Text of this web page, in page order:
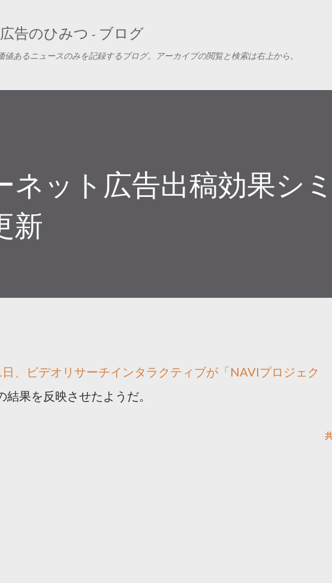
告のひみつ - ブログ
あるニュースのみを記録するブログ。アーカイブの閲覧と検索は右上から。
ネット広告出稿効果シ
新
、ビデオリサーチインタラクティブが「NAVIプロジェク
結果を反映させたようだ。